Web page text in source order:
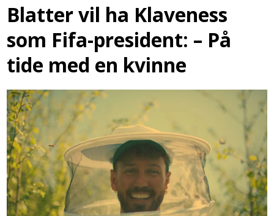
Blatter vil ha Klaveness
som Fifa-president: – På
tide med en kvinne